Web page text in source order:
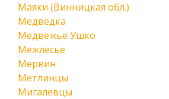
Маяки (Винницкая обл.)
Медведка
Медвежье Ушко
Межлесье
Мервин
Метлинцы
Мигалевцы